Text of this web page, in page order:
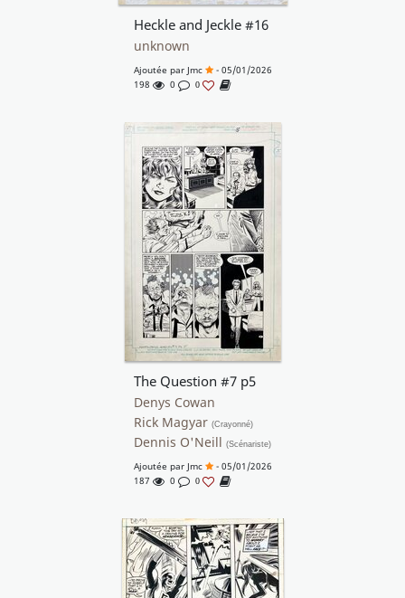
Heckle and Jeckle #16
unknown
Ajoutée par Jmc
- 05/01/2026
198
0 0
The Question #7 p5
Denys Cowan
Rick Magyar (Crayonné)
Dennis O'Neill (Scénariste)
Ajoutée par Jmc
- 05/01/2026
187
0 0